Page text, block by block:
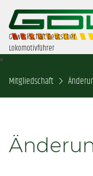
Gewerkschaft Deutscher
Lokomotivführer
Mitgliedschaft